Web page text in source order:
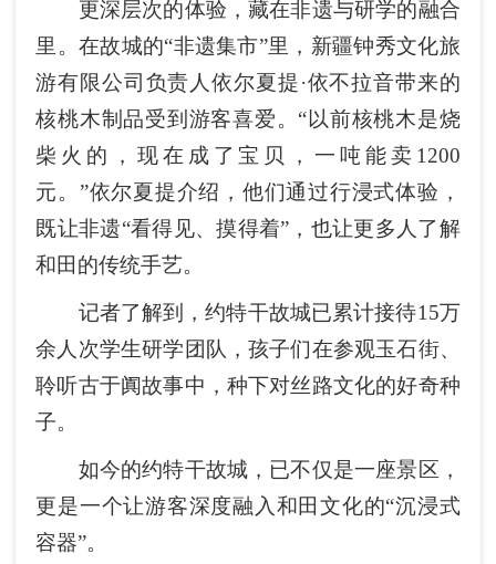
更深层次的体验，藏在非遗与研学的融合
里。在故城的“非遗集市”里，新疆钟秀文化旅
游有限公司负责人依尔夏提·依不拉音带来的
核桃木制品受到游客喜爱。“以前核桃木是烧
柴火的，现在成了宝贝，一吨能卖1200
元。”依尔夏提介绍，他们通过行浸式体验，
既让非遗“看得见、摸得着”，也让更多人了解
和田的传统手艺。
记者了解到，约特干故城已累计接待15万
余人次学生研学团队，孩子们在参观玉石街、
聆听古于阗故事中，种下对丝路文化的好奇种
子。
如今的约特干故城，已不仅是一座景区，
更是一个让游客深度融入和田文化的“沉浸式
容器”。